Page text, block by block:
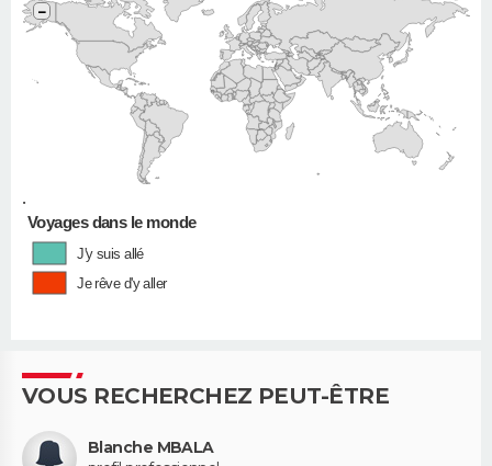
•
−
Voyages dans le monde
J'y suis allé
Je rêve d'y aller
VOUS RECHERCHEZ PEUT-ÊTRE
Blanche MBALA